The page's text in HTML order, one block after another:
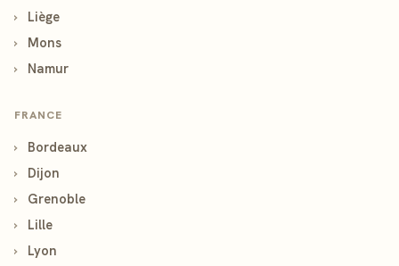
›
Liège
›
Mons
›
Namur
FRANCE
›
Bordeaux
›
Dijon
›
Grenoble
›
Lille
›
Lyon